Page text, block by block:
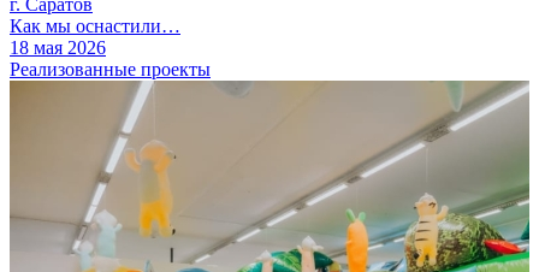
г. Саратов
Как мы оснастили…
18 мая 2026
Реализованные проекты